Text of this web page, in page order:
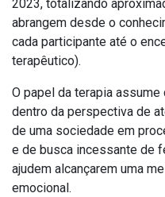
2023, totalizando
abrangem desde o
cada participante até o
terapêutico).
O papel da terapia assume
dentro da perspectiva de
de uma sociedade em
e de busca incessante de
ajudem alcançarem uma
emocional.